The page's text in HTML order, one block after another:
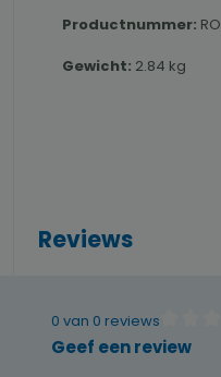
Productnummer:
Gewicht: 2.84 kg
Reviews
0 van 0 reviews
Geef een review